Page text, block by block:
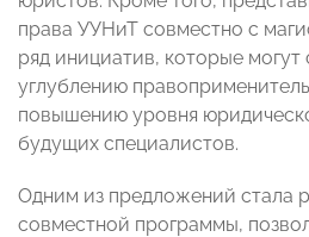
права УУНиТ совместно с
ряд инициатив, которые могут
углублению
повышению уровня
будущих специалистов.
Одним из предложений стала
совместной программы,